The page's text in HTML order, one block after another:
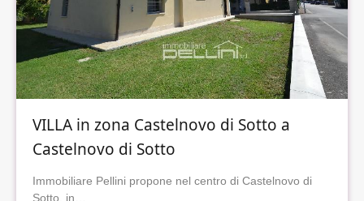
VILLA in zona Castelnovo di Sotto a
Castelnovo di Sotto
Immobiliare Pellini propone nel centro di Castelnovo di
Sotto, in…